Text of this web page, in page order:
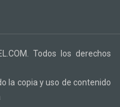
Todos los derechos
la copia y uso de contenido